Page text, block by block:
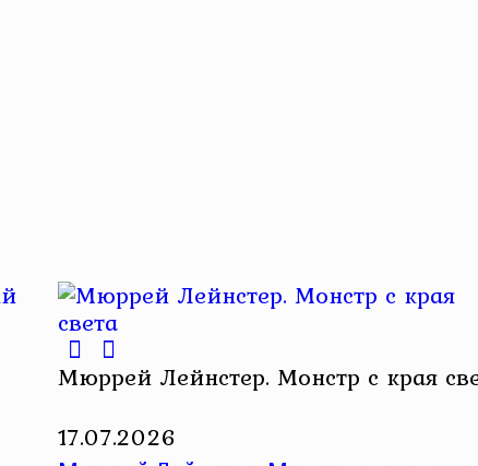
Мюррей Лейнстер. Монстр с края
17.07.2026